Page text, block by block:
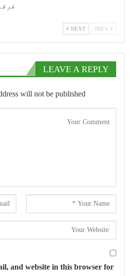
NEXT
LEAVE A REPLY
will not be published.
and website in this browser for